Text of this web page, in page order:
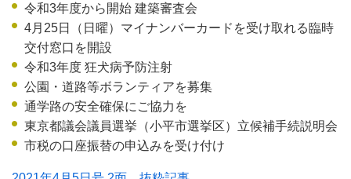
令和3年度から開始 建築審査会
4月25日（日曜）マイナンバーカードを受け取れる臨時
交付窓口を開設
令和3年度 狂犬病予防注射
公園・道路等ボランティアを募集
通学路の安全確保にご協力を
東京都議会議員選挙（小平市選挙区）立候補手続説明会
市税の口座振替の申込みを受け付け